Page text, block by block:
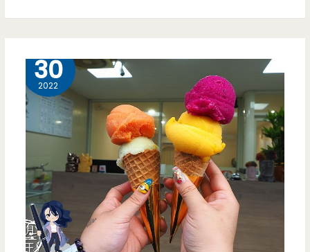
的
到
啦
美
食-
養
Yang
Guo
石
30
2022